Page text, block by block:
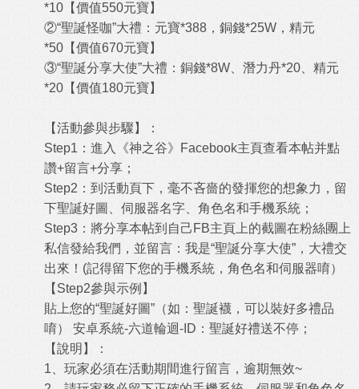
*10【價值550元寶】
②“聖誕怪咖”大禮：元寶*388，銅錢*25W，精元
*50【價值670元寶】
③“聖誕分享大使”大禮：銅錢*8W、潛力丹*20、精元
*20【價值180元寶】
【活動參與步驟】：
Step1：進入《神之谷》Facebook主頁查看本帖并點
讚+留言+分享；
Step2：到活動頁下，毫不吝嗇的發揮您的想象力，留
下聖誕好圖、伺服器名字、角色名和手機系統；
Step3：將分享本帖到自己FB主頁上的截圖在粉絲團上
私信發給我們，並留言：我是“聖誕分享大使”，大禮交
出來！(記得留下您的手機系統，角色名和伺服器唷）
【Step2參與示例】
貼上您的“聖誕好圖”（如：聖誕襪，可以裝好多禮品
唷） 安卓系統-六道輪迴-ID：聖誕好禮送不停；
【說明】：
1、玩家必須在活動期間進行留言，逾期無效~